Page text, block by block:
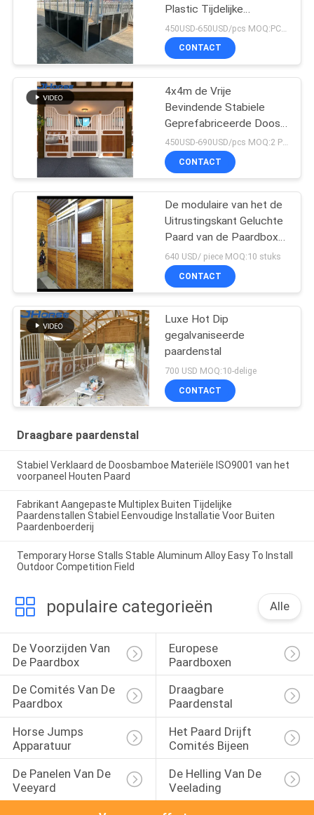
Plastic Tijdelijke
werkkracht Gemakkelijk
om met Dak te
installeren
CONTACT
4x4m de Vrije
Bevindende Stabiele
Geprefabriceerde Doos
van het Bamboe
Modulaire Paard
450USD-690USD/pcs MOQ:2 PCs
CONTACT
De modulaire van het de
Uitrustingskant Geluchte
Paard van de Paardbox
Stabiele Doos met
Schuifdeur Met lange
levensuur
640 USD/ piece MOQ:10 stuks
CONTACT
Luxe Hot Dip
gegalvaniseerde
paardenstal
700 USD MOQ:10-delige
CONTACT
Draagbare paardenstal
Stabiel Verklaard de Doosbamboe Materiële ISO9001 van het
voorpaneel Houten Paard
Fabrikant Aangepaste Multiplex Buiten Tijdelijke
Paardenstallen Stabiel Eenvoudige Installatie Voor Buiten
Paardenboerderij
Temporary Horse Stalls Stable Aluminum Alloy Easy To Install
Outdoor Competition Field
populaire categorieën Alle
De Voorzijden Van
De Paardbox
Europese
Paardboxen
De Comités Van De
Paardbox
Draagbare
Paardenstal
Horse Jumps
Apparatuur
Het Paard Drijft
Comités Bijeen
De Panelen Van De
Veeyard
De Helling Van De
Veelading